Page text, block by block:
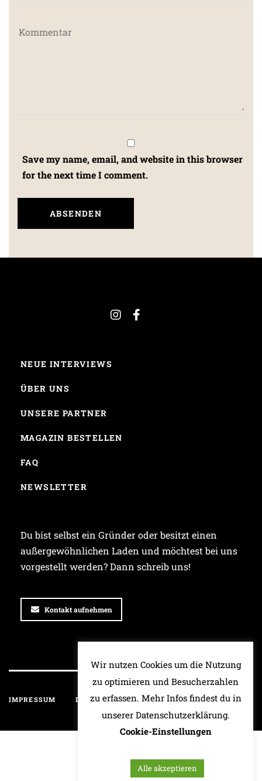
Save my name, email, and website in this browser
for the next time I comment.
NEUE INTERVIEWS
ÜBER UNS
UNSERE PARTNER
MAGAZIN BESTELLEN
FAQ
NEWSLETTER
Du bist selbst ein Gründer oder besitzt einen
außergewöhnlichen Laden und möchtest bei uns
vorgestellt werden? Dann schreib uns!
Kontakt aufnehmen
IMPRESSUM DATENSCHUTZ HAFTUNGSAUSSCHLUSS
Wir nutzen Cookies um die Nutzung
zu optimieren und Besucherzahlen
zu erfassen. Mehr Infos findest du in
unserer Datenschutzerklärung.
Cookie-Einstellungen
Alle akzeptieren